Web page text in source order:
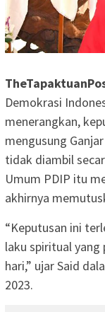
Demokrasi
menerangkan,
mengusung
tidak diambil
Umum PDIP itu
akhirnya
“Keputusan ini
laku spiritual yang
hari,” ujar Said
2023.